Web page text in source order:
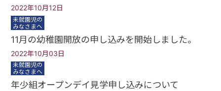
2022年10月12日
未就園児の
みなさまへ
11月の幼稚園開放の申し込みを開始しました。
2022年10月03日
未就園児の
みなさまへ
年少組オープンデイ見学申し込みについて